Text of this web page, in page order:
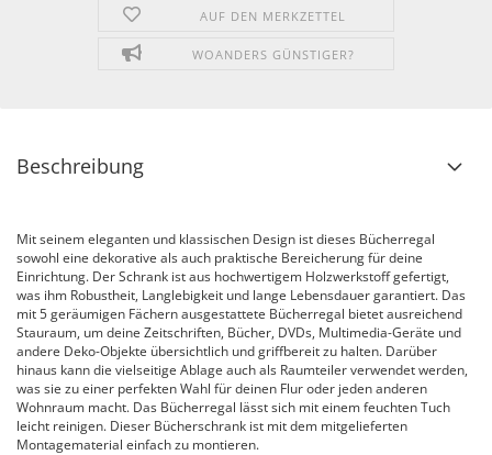
AUF DEN MERKZETTEL
WOANDERS GÜNSTIGER?
Beschreibung
Mit seinem eleganten und klassischen Design ist dieses Bücherregal
sowohl eine dekorative als auch praktische Bereicherung für deine
Einrichtung. Der Schrank ist aus hochwertigem Holzwerkstoff gefertigt,
was ihm Robustheit, Langlebigkeit und lange Lebensdauer garantiert. Das
mit 5 geräumigen Fächern ausgestattete Bücherregal bietet ausreichend
Stauraum, um deine Zeitschriften, Bücher, DVDs, Multimedia-Geräte und
andere Deko-Objekte übersichtlich und griffbereit zu halten. Darüber
hinaus kann die vielseitige Ablage auch als Raumteiler verwendet werden,
was sie zu einer perfekten Wahl für deinen Flur oder jeden anderen
Wohnraum macht. Das Bücherregal lässt sich mit einem feuchten Tuch
leicht reinigen. Dieser Bücherschrank ist mit dem mitgelieferten
Montagematerial einfach zu montieren.